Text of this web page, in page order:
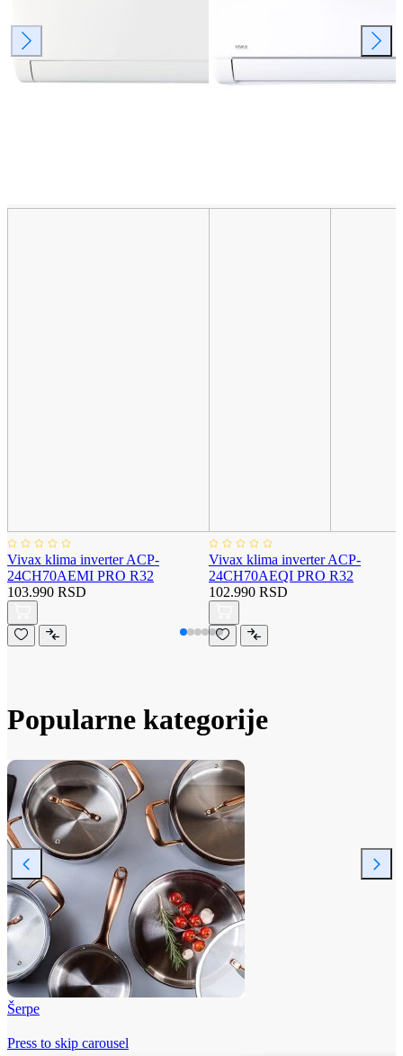
Vivax klima inverter ACP-
24CH70AEMI PRO R32
103.990 RSD
Vivax klima inverter ACP-
24CH70AEQI PRO R32
102.990 RSD
Popularne kategorije
Šerpe
Press to skip carousel